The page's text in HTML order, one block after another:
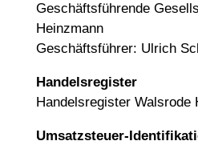
Geschäftsführende
Heinzmann
Geschäftsführer: Ulrich
Handelsregister
Handelsregister Walsrode
Umsatzsteuer-